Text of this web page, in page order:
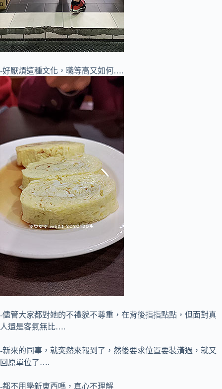
-好厭煩這種文化，職等高又如何….
-儘管大家都對她的不禮貌不尊重，在背後指指點點，但面對真
人還是客氣無比….
-新來的同事，就突然來報到了，然後要求位置要裝潢過，就又
回原單位了….
-都不用學新東西嗎，真心不理解